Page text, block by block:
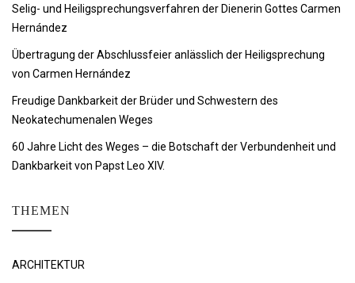
Selig- und Heiligsprechungsverfahren der Dienerin Gottes Carmen
Hernández
Übertragung der Abschlussfeier anlässlich der Heiligsprechung
von Carmen Hernández
Freudige Dankbarkeit der Brüder und Schwestern des
Neokatechumenalen Weges
60 Jahre Licht des Weges – die Botschaft der Verbundenheit und
Dankbarkeit von Papst Leo XIV.
THEMEN
ARCHITEKTUR